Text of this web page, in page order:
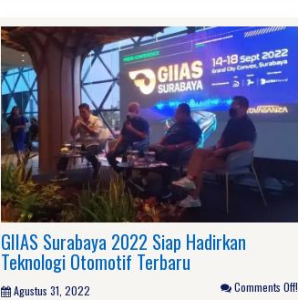
GIIAS Surabaya 2022 Siap Hadirkan
Teknologi Otomotif Terbaru
Agustus 31, 2022 Comments Off!